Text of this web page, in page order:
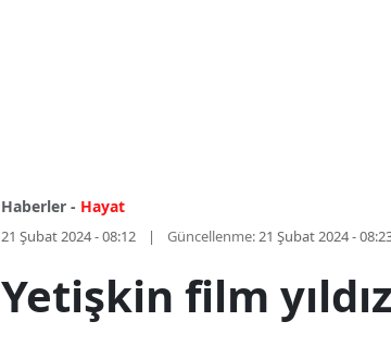
Haberler - Hayat
21 Şubat 2024 - 08:12 Güncellenme:21 Şubat 2024 -
Yetişkin film